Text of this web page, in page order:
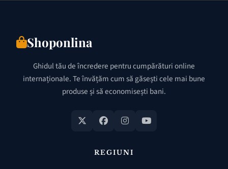
Shoponlina
Ghidul tău de încredere pentru cumpărături online
internaționale. Te învățăm cum să găsești cele mai bune
produse și să economisești bani.
REGIUNI